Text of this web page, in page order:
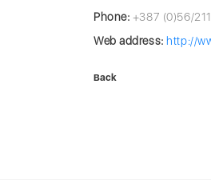
Phone: +387 (0)56/
Web address: http://
Back